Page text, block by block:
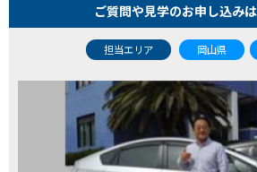
ご質問や見学のお申し込み
担当エリア 岡山県